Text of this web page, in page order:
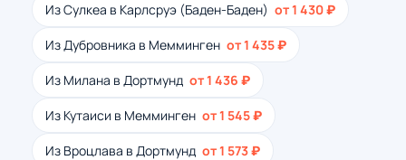
Из Сулкеа в Карлсруэ (Баден-Баден) от 1 430 ₽
Из Дубровника в Мемминген от 1 435 ₽
Из Милана в Дортмунд от 1 436 ₽
Из Кутаиси в Мемминген от 1 545 ₽
Из Вроцлава в Дортмунд от 1 573 ₽